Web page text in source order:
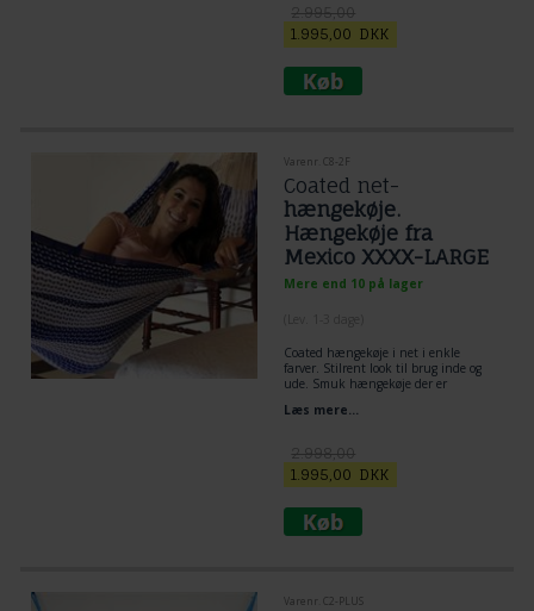
både til tumleri og regnvejr.
2.995,00
1.995,00 DKK
Varenr. C8-2F
Coated net-
hængekøje.
Hængekøje fra
Mexico XXXX-LARGE
Mere end 10 på lager
Coated hængekøje i net i enkle
farver. Stilrent look til brug inde og
ude. Smuk hængekøje der er
ude hele sommeren. Virkelig dejlig
håndvævet. En absolut unik
kvalitets hængekøje.
Enmexicansk hængekøje
sædvanlige, stor og behagelige i
særdeles god kvalitet.
Læs mere...
2.998,00
1.995,00 DKK
Varenr. C2-PLUS